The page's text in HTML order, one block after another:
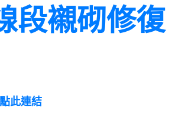
段襯砌修復
點此連結